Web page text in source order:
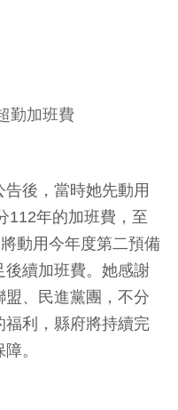
勤加班費
後，當時她先動用
112年的加班費，至
動用今年度第二預備
續加班費。她感謝
盟、民進黨團，不分
利，縣府將持續完
。